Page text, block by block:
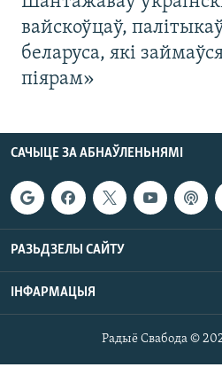
вайскоўцаў,
беларуса, які
піярам»
САЧЫЦЕ ЗА АБНАЎЛЕНЬНЯМІ
РАЗЬДЗЕЛЫ САЙТУ
ІНФАРМАЦЫЯ
Радыё Свабода ©